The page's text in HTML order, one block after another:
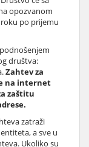
opozvanom
po prijemu
društva:
Zahtev za
na internet
zaštitu
zatraži
a sve u
Ukoliko su